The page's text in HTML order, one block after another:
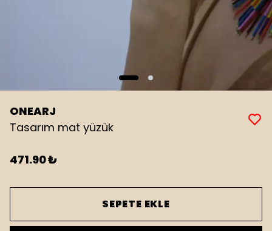
ONEARJ
Tasarım mat yüzük
471.90 ₺
SEPETE EKLE